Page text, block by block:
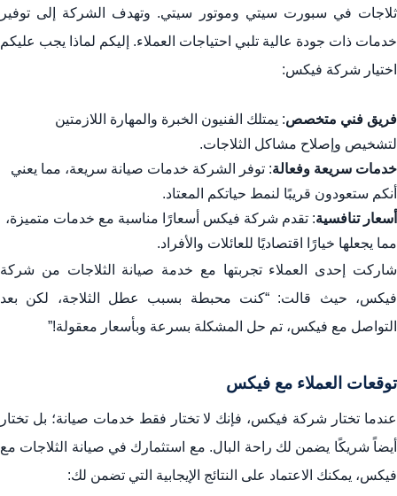
ثلاجات في سبورت سيتي وموتور سيتي. وتهدف الشركة إلى توفير
خدمات ذات جودة عالية تلبي احتياجات العملاء. إليكم لماذا يجب عليكم
اختيار شركة فيكس:
فريق فني متخصص: يمتلك الفنيون الخبرة والمهارة اللازمتين
لتشخيص وإصلاح مشاكل الثلاجات.
خدمات سريعة وفعالة: توفر الشركة خدمات صيانة سريعة، مما يعني
أنكم ستعودون قريبًا لنمط حياتكم المعتاد.
أسعار تنافسية: تقدم شركة فيكس أسعارًا مناسبة مع خدمات متميزة،
مما يجعلها خيارًا اقتصاديًا للعائلات والأفراد.
شاركت إحدى العملاء تجربتها مع خدمة صيانة الثلاجات من شركة
فيكس، حيث قالت: “كنت محبطة بسبب عطل الثلاجة، لكن بعد
التواصل مع فيكس، تم حل المشكلة بسرعة وبأسعار معقولة!”
توقعات العملاء مع فيكس
عندما تختار شركة فيكس، فإنك لا تختار فقط خدمات صيانة؛ بل تختار
أيضاً شريكًا يضمن لك راحة البال. مع استثمارك في صيانة الثلاجات مع
فيكس، يمكنك الاعتماد على النتائج الإيجابية التي تضمن لك: